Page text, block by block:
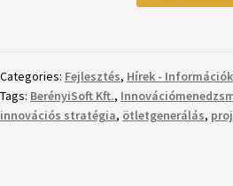
Categories: Fejlesztés, Hírek - Információk
Tags: BerényiSoft Kft.,
innovációs stratégia, ötletgenerálás,